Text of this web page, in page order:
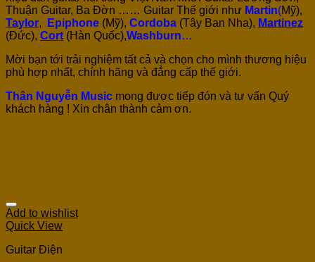
Thuận Guitar, Ba Đờn …… Guitar Thế giới như Martin(Mỹ),
Taylor, Epiphone (Mỹ), Cordoba (Tây Ban Nha), Martinez
(Đức), Cort (Hàn Quốc),Washburn…
Mời bạn tới trải nghiệm tất cả và chọn cho mình thương hiệu
phù hợp nhất, chính hãng và đẳng cấp thế giới.
Thân Nguyễn Music mong được tiếp đón và tư vấn Quý
khách hàng ! Xin chân thành cảm ơn.
Add to wishlist
Quick View
Guitar Điện